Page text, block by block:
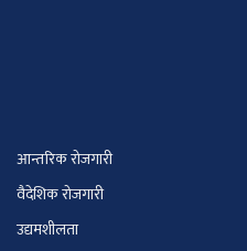
आन्तरिक रोजगारी
वैदेशिक रोजगारी
उद्यमशीलता